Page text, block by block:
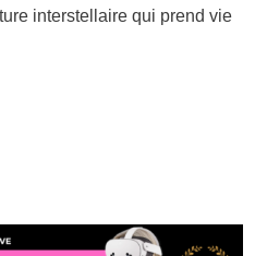
interstellaire qui prend vie